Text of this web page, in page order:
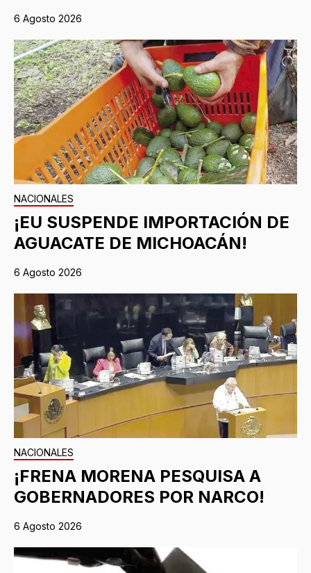
6 Agosto 2026
NACIONALES
¡EU SUSPENDE IMPORTACIÓN DE
AGUACATE DE MICHOACÁN!
6 Agosto 2026
NACIONALES
¡FRENA MORENA PESQUISA A
GOBERNADORES POR NARCO!
6 Agosto 2026